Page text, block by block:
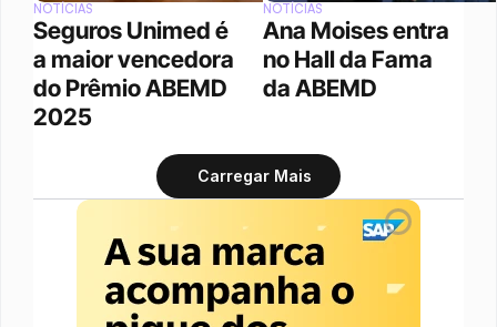
NOTÍCIAS
Seguros Unimed é
a maior vencedora
do Prêmio ABEMD
2025
NOTÍCIAS
Ana Moises entra
no Hall da Fama
da ABEMD
Carregar Mais